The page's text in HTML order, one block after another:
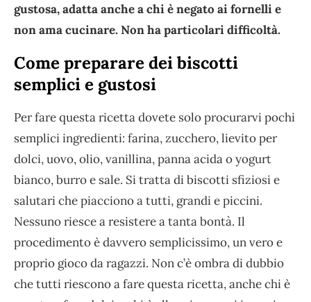
gustosa, adatta anche a chi è negato ai fornelli e
non ama cucinare. Non ha particolari difficoltà.
Come preparare dei biscotti
semplici e gustosi
Per fare questa ricetta dovete solo procurarvi pochi
semplici ingredienti: farina, zucchero, lievito per
dolci, uovo, olio, vanillina, panna acida o yogurt
bianco, burro e sale. Si tratta di biscotti sfiziosi e
salutari che piacciono a tutti, grandi e piccini.
Nessuno riesce a resistere a tanta bontà. Il
procedimento è davvero semplicissimo, un vero e
proprio gioco da ragazzi. Non c’è ombra di dubbio
che tutti riescono a fare questa ricetta, anche chi è